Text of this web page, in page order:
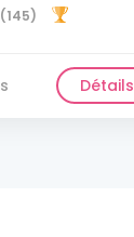
(145)
Détails